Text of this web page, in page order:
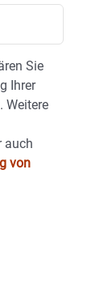
Sie
Ihrer
Weitere
auch
von